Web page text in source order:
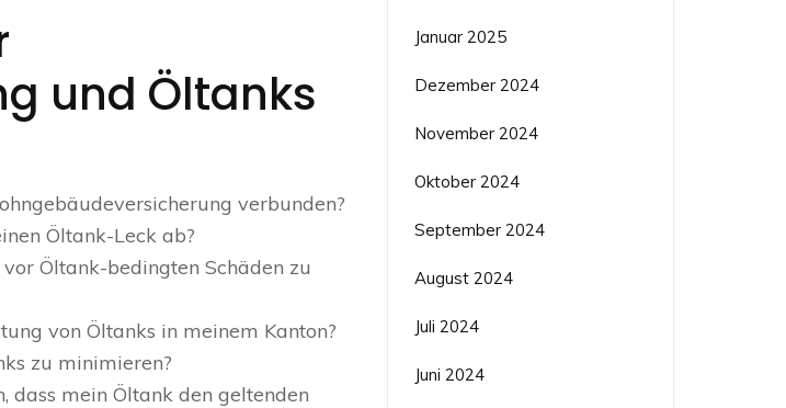
und Öltanks
verbunden?
Öltank-Leck ab?
Öltank-bedingten Schäden zu
von Öltanks in meinem Kanton?
zu minimieren?
dass mein Öltank den geltenden
Januar 2025
Dezember 2024
November 2024
Oktober 2024
September 2024
August 2024
Juli 2024
Juni 2024